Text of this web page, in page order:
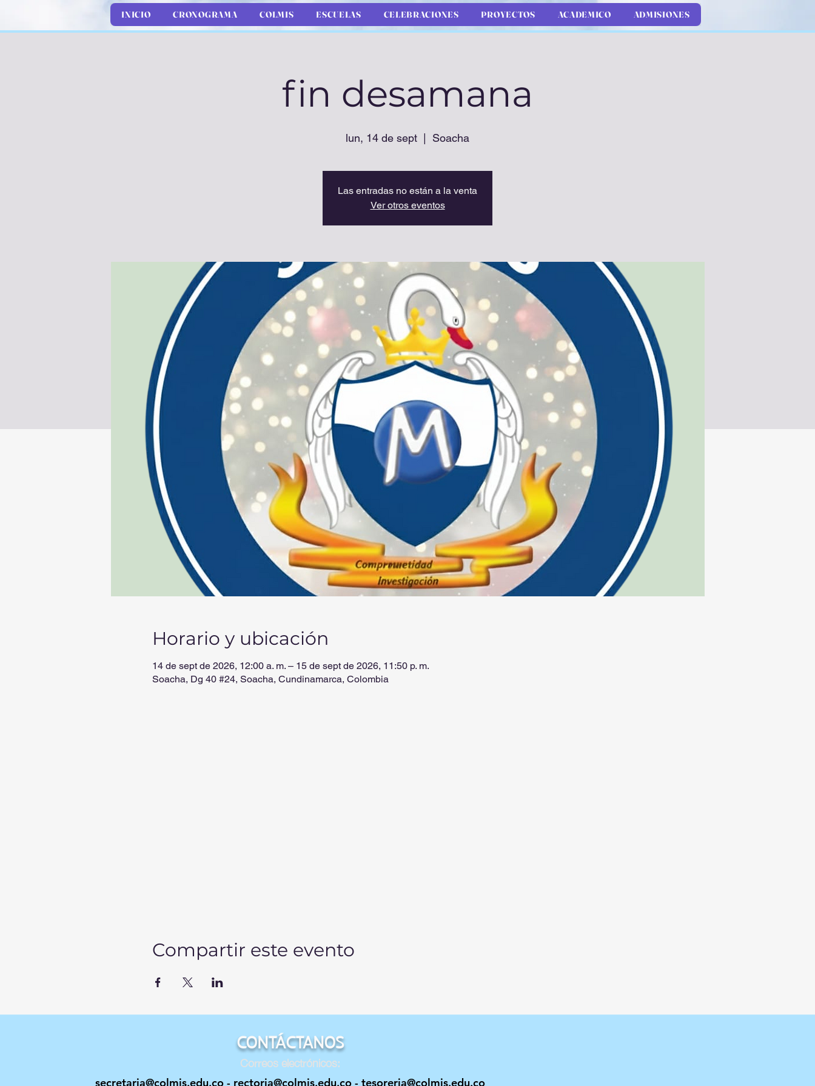
INICIO CRONOGRAMA COLMIS ESCUELAS CELEBRACIONES PROYECTOS ACADEMICO ADMISIONES
fin desamana
lun, 14 de sept Soacha
Las entradas no están a la venta
Ver otros eventos
Horario y ubicación
14 de sept de 2026, 12:00 a. m. – 15 de sept de 2026, 11:50 p. m.
Soacha, Dg 40 #24, Soacha, Cundinamarca, Colombia
Compartir este evento
CONTÁCTANOS
Correos electrónicos:
secretaria@colmis.edu.co - rectoria@colmis.edu.co - tesoreria@colmis.edu.co